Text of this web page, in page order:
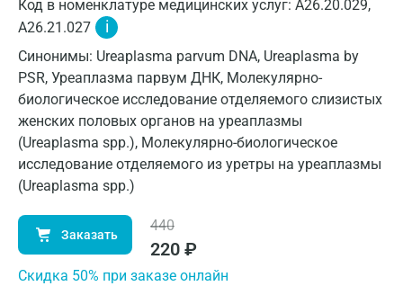
Код в номенклатуре медицинских услуг: A26.20.029,
A26.21.027
i
Синонимы: Ureaplasma parvum DNA, Ureaplasma by
PSR, Уреаплазма парвум ДНК, Молекулярно-
биологическое исследование отделяемого слизистых
женских половых органов на уреаплазмы
(Ureaplasma spp.), Молекулярно-биологическое
исследование отделяемого из уретры на уреаплазмы
(Ureaplasma spp.)
Заказать
440
220 ₽
Cкидка 50% при заказе онлайн